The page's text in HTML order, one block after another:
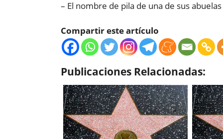
– El nombre de pila de una de sus
Compartir este artículo
Publicaciones Relacionadas: